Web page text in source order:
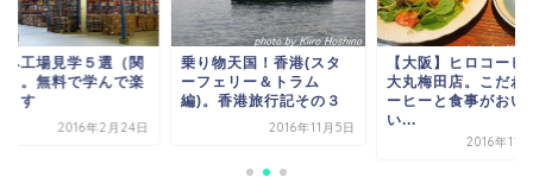
み工場見学５選（関
）。無料で学んで楽
ます
2016年2月24日
乗り物天国！香港(スタ
ーフェリー＆トラム
編)。香港旅行記その３
2016年11月5日
【大阪】ヒロコーヒ
大丸梅田店。こだわ
ーヒーと食事がおい
い...
2016年11